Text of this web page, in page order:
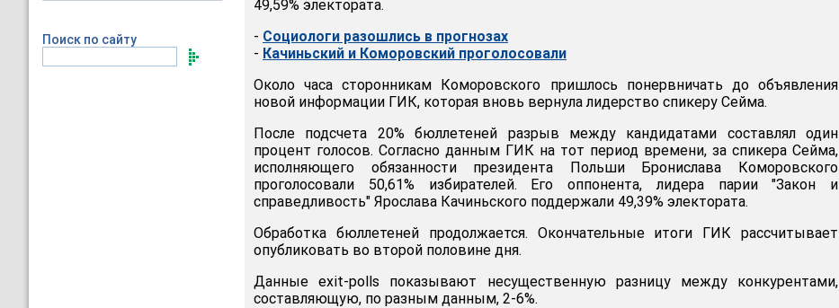
Поиск по сайту
49,59% электората.
- Социологи разошлись в прогнозах
- Качиньский и Коморовский проголосовали
Около часа сторонникам Коморовского пришлось понервничать до объявления
новой информации ГИК, которая вновь вернула лидерство спикеру Сейма.
После подсчета 20% бюллетеней разрыв между кандидатами составлял один
процент голосов. Согласно данным ГИК на тот период времени, за спикера Сейма,
исполняющего обязанности президента Польши Бронислава Коморовского
проголосовали 50,61% избирателей. Его оппонента, лидера парии "Закон и
справедливость" Ярослава Качиньского поддержали 49,39% электората.
Обработка бюллетеней продолжается. Окончательные итоги ГИК рассчитывает
опубликовать во второй половине дня.
Данные exit-polls показывают несущественную разницу между конкурентами,
составляющую, по разным данным, 2-6%.